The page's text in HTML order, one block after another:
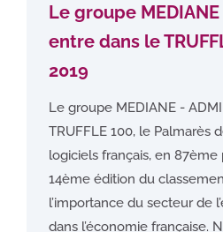
Le groupe MEDIANE
entre dans le
2019
Le groupe MEDIANE -
TRUFFLE 100, le Palmarès
logiciels français, en 87ème
14ème édition du
l’importance du secteur de
dans l’économie française.